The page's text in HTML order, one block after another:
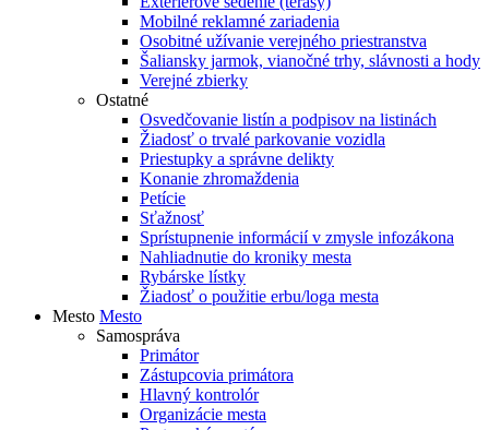
Mobilné reklamné zariadenia
Osobitné užívanie verejného priestranstva
Šaliansky jarmok, vianočné trhy, slávnosti a hody
Verejné zbierky
Ostatné
Osvedčovanie listín a podpisov na listinách
Žiadosť o trvalé parkovanie vozidla
Priestupky a správne delikty
Konanie zhromaždenia
Petície
Sťažnosť
Sprístupnenie informácií v zmysle infozákona
Nahliadnutie do kroniky mesta
Rybárske lístky
Žiadosť o použitie erbu/loga mesta
Mesto Mesto
Samospráva
Primátor
Zástupcovia primátora
Hlavný kontrolór
Organizácie mesta